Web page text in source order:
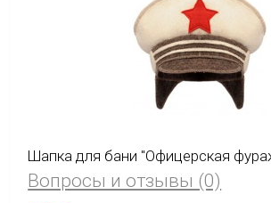
Шапка для бани "Офицерская
Вопросы и отзывы (0)